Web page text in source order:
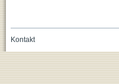
Kontakt